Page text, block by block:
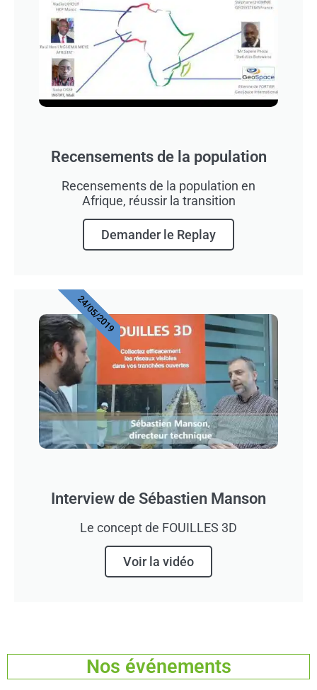
Recensements de la population
Recensements de la population en
Afrique, réussir la transition
Demander le Replay
Interview de Sébastien Manson
Le concept de FOUILLES 3D
Voir la vidéo
24/05/2019
Nos événements